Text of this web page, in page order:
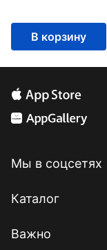
В корзину
Мы в соцсетях
Каталог
Важно